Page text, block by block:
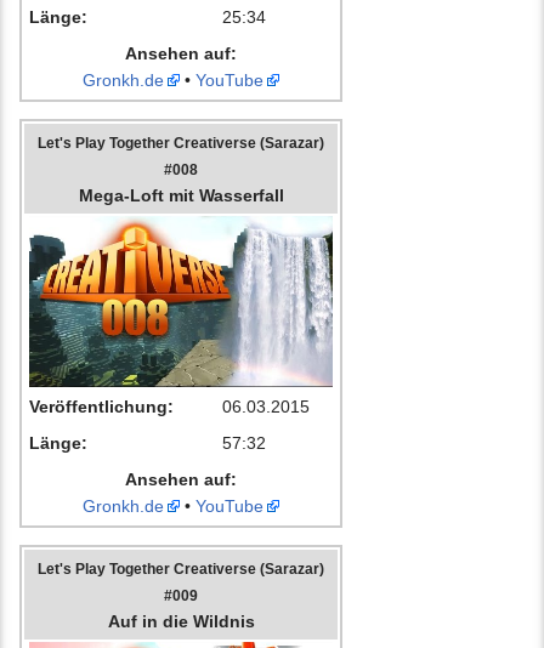
Länge:
25:34
Ansehen auf:
Gronkh.de
• YouTube
Let's Play Together Creativerse (Sarazar)
#008
Mega-Loft mit Wasserfall
Veröffentlichung:
06.03.2015
Länge:
57:32
Ansehen auf:
Gronkh.de
• YouTube
Let's Play Together Creativerse (Sarazar)
#009
Auf in die Wildnis